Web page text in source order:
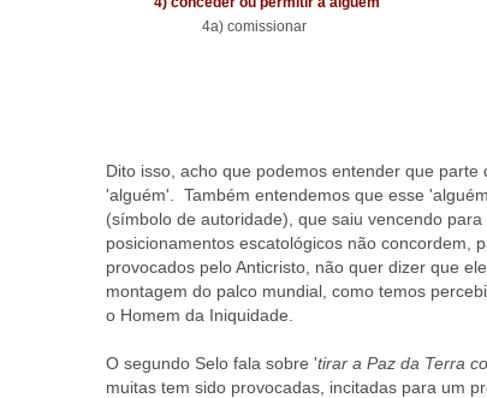
4a) comissionar
Dito isso, acho que podemos entender que
'alguém'. Também entendemos que esse
(símbolo de autoridade), que saiu vencendo
posicionamentos escatológicos não concordem,
provocados pelo Anticristo, não quer dizer que
montagem do palco mundial, como temos
o Homem da Iniquidade.
O segundo Selo fala sobre 'tirar a Paz da Terra
muitas tem sido provocadas, incitadas para um